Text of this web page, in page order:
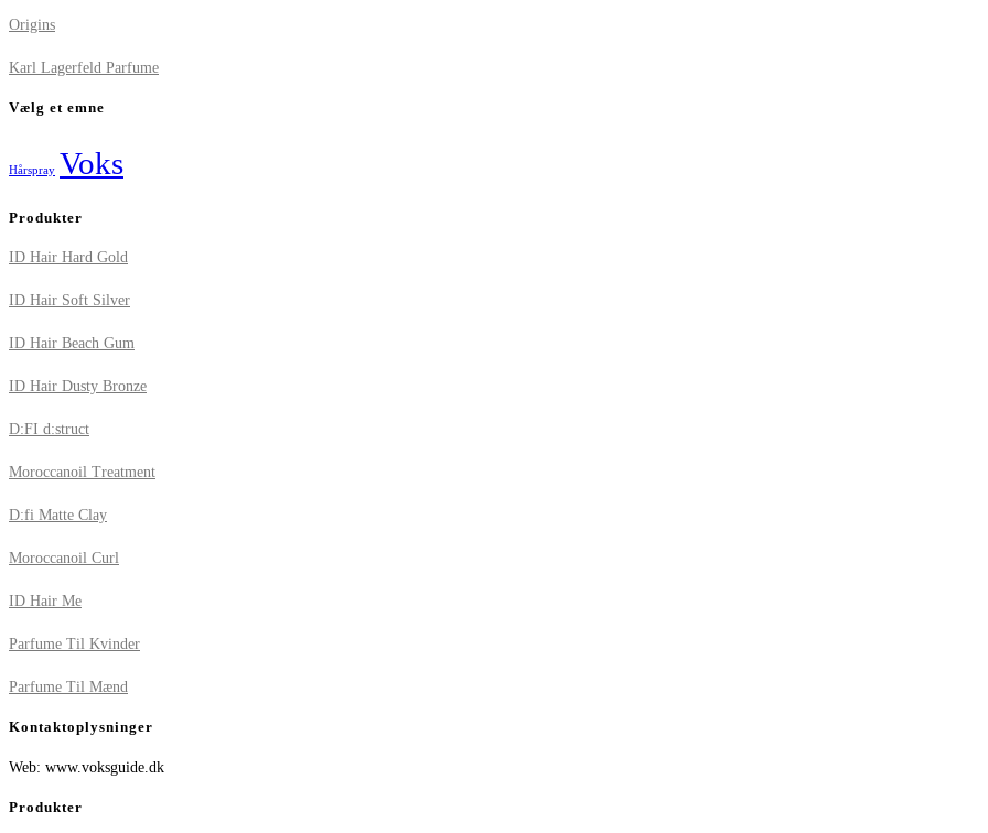
Origins
Karl Lagerfeld Parfume
Vælg et emne
Hårspray Voks
Produkter
ID Hair Hard Gold
ID Hair Soft Silver
ID Hair Beach Gum
ID Hair Dusty Bronze
D:FI d:struct
Moroccanoil Treatment
D:fi Matte Clay
Moroccanoil Curl
ID Hair Me
Parfume Til Kvinder
Parfume Til Mænd
Kontaktoplysninger
Web: www.voksguide.dk
Produkter